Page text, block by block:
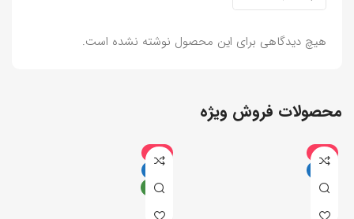
هیچ دیدگاهی برای این محصول نوشته نشده است.
محصولات فروش ویژه
-9%
-6%
جدید